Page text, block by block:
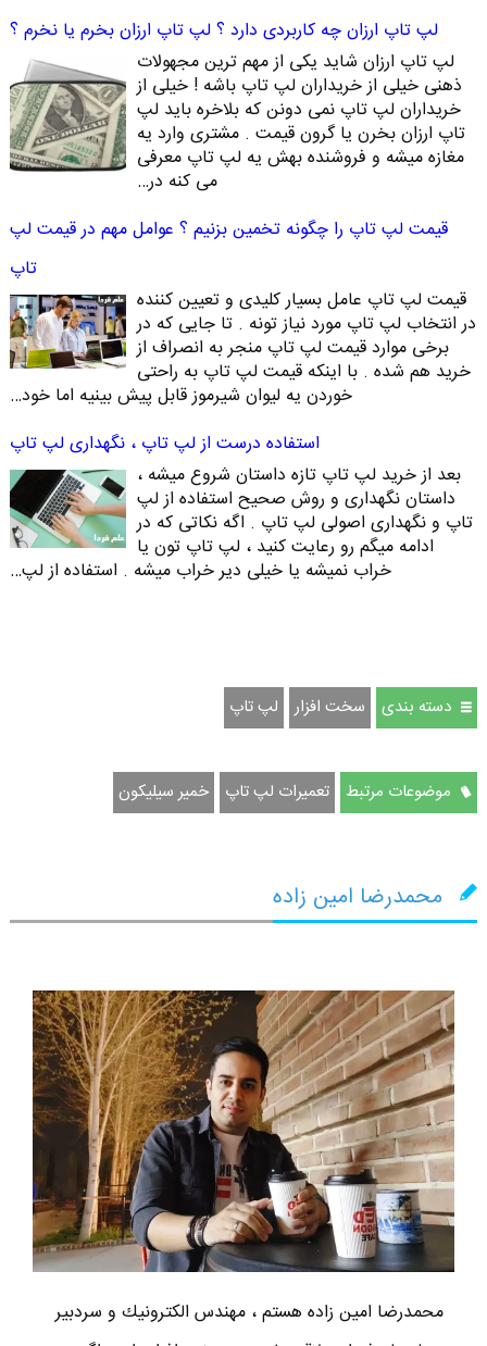
لپ تاپ ارزان چه کاربردی دارد ؟ لپ تاپ ارزان بخرم یا نخرم ؟
لپ تاپ ارزان شاید یکی از مهم ترین مجهولات
ذهنی خیلی از خریداران لپ تاپ باشه ! خیلی از
خریداران لپ تاپ نمی دونن که بلاخره باید لپ
تاپ ارزان بخرن یا گرون قیمت . مشتری وارد یه
مغازه میشه و فروشنده بهش یه لپ تاپ معرفی
می کنه در…
قیمت لپ تاپ را چگونه تخمین بزنیم ؟ عوامل مهم در قیمت لپ
تاپ
قیمت لپ تاپ عامل بسیار کلیدی و تعیین کننده
در انتخاب لپ تاپ مورد نیاز تونه . تا جایی که در
برخی موارد قیمت لپ تاپ منجر به انصراف از
خرید هم شده . با اینکه قیمت لپ تاپ به راحتی
خوردن یه لیوان شیرموز قابل پیش بینیه اما خود…
استفاده درست از لپ تاپ ، نگهداری لپ تاپ
بعد از خرید لپ تاپ تازه داستان شروع میشه ،
داستان نگهداری و روش صحیح استفاده از لپ
تاپ و نگهداری اصولی لپ تاپ . اگه نکاتی که در
ادامه میگم رو رعایت کنید ، لپ تاپ تون یا
خراب نمیشه یا خیلی دیر خراب میشه . استفاده از لپ…
دسته بندی سخت افزار لپ تاپ
موضوعات مرتبط تعمیرات لپ تاپ خمیر سیلیکون
محمدرضا امین زاده
محمدرضا امين زاده هستم ، مهندس الكترونيك و سردبير